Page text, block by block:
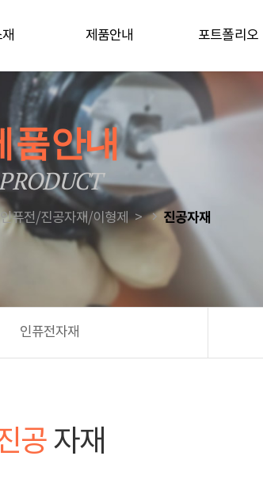
QnA
제품안내
FRP그레이팅
섬유보강재
코어재료
에폭시
표면처리/접착제
인퓨전/진공자재/이형제
복합소재장비
히팅장비
포트폴리오
포트폴리오
품안내
인퓨전/진공자재/이형제 > 진공자재
인퓨전자재
공 자재